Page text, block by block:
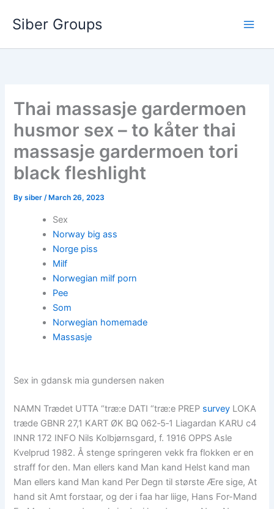
Siber Groups
Thai massasje gardermoen
husmor sex – to kåter thai
massasje gardermoen tori
black fleshlight
Bysiber/ March 26, 2023
Sex
Norway big ass
Norge piss
Milf
Norwegian milf porn
Pee
Som
Norwegian homemade
Massasje
Sex in gdansk mia gundersen naken
NAMN Trædet UTTA “træ:e DATI “træ:e PREP survey LOKA
træde GBNR 27,1 KART ØK BQ 062‑5‑1 Liagardan KARU c4
INNR 172 INFO Nils Kolbjørnsgard, f. 1916 OPPS Asle
Kvelprud 1982. Å stenge springeren vekk fra flokken er en
straff for den. Man ellers kand Man kand Helst kand man
Man ellers kand Man kand Per Degn til største Ære sige, At
hand sit Amt forstaar, og der i faa har liige, Hans For-Mand